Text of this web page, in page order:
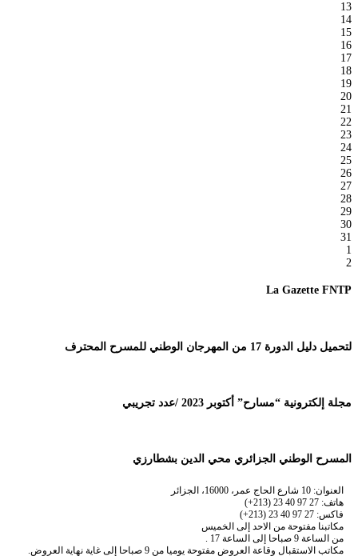
13
14
15
16
17
18
19
20
21
22
23
24
25
26
27
28
29
30
31
1
2
La Gazette FNTP
لتحميل دليل الدورة 17 من المهرجان الوطني للمسرح المحترف
مجلة إلكترونية “مسارح” أكتوبر 2023 /عدد تجريبي
المسرح الوطني الجزائري محي الدين بشطارزي
العنوان: 10 شارع الحاج عمر، 16000، الجزائر
هاتف: 27 97 40 23 (213+)
فاكس: 27 97 40 23 (213+)
مكاتبنا مفتوحة من الاحد إلى الخميس
من الساعة 9 صباحا إلى الساعة 17 .
مكاتب الاستقبال وقاعة العروض مفتوحة يوميا من 9 صباحا إلى غاية نهاية العروض.